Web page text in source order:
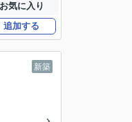
お気に入り
追加する
新築